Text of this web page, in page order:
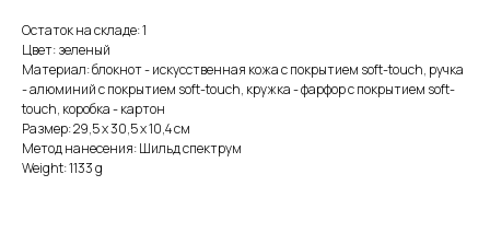
Остаток на складе: 1
Цвет: зеленый
Материал: блокнот - искусственная кожа с покрытием soft-touch, ручка
- алюминий с покрытием soft-touch, кружка - фарфор с покрытием soft-
touch, коробка - картон
Размер: 29,5 х 30,5 х 10,4 см
Метод нанесения: Шильд спектрум
Weight: 1133 g